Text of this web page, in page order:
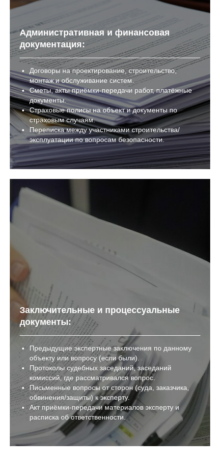
Административная и финансовая
документация:
Договоры на проектирование, строительство,
монтаж и обслуживание систем.
Сметы, акты приёмки-передачи работ, платёжные
документы.
Страховые полисы на объект и документы по
страховым случаям.
Переписка между участниками строительства/
эксплуатации по вопросам безопасности.
Заключительные и процессуальные
документы:
Предыдущие экспертные заключения по данному
объекту или вопросу (если были).
Протоколы судебных заседаний, заседаний
комиссий, где рассматривался вопрос.
Письменные вопросы от сторон (суда, заказчика,
обвинения/защиты) к эксперту.
Акт приёмки-передачи материалов эксперту и
расписка об ответственности.